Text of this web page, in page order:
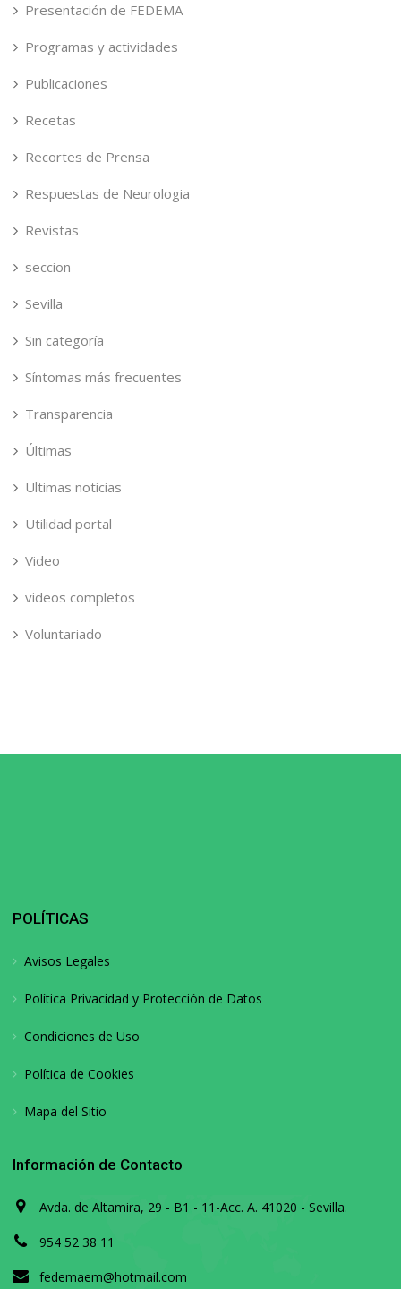
Presentación de FEDEMA
Programas y actividades
Publicaciones
Recetas
Recortes de Prensa
Respuestas de Neurologia
Revistas
seccion
Sevilla
Sin categoría
Síntomas más frecuentes
Transparencia
Últimas
Ultimas noticias
Utilidad portal
Video
videos completos
Voluntariado
POLÍTICAS
Avisos Legales
Política Privacidad y Protección de Datos
Condiciones de Uso
Política de Cookies
Mapa del Sitio
Información de Contacto
Avda. de Altamira, 29 - B1 - 11-Acc. A. 41020 - Sevilla.
954 52 38 11
fedemaem@hotmail.com